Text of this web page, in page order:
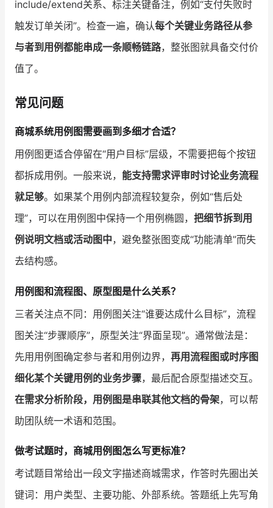
include/extend关系、标注关键备注，例如“支付失败时
触发订单关闭”。检查一遍，确认每个关键业务路径从参
与者到用例都能串成一条顺畅链路，整张图就具备交付价
值了。
常见问题
商城系统用例图需要画到多细才合适？
用例图更适合停留在“用户目标”层级，不需要把每个按钮
都拆成用例。一般来说， 能支持需求评审时讨论业务流程
就足够。如果某个用例内部流程较复杂，例如“售后处
理”，可以在用例图中保持一个用例椭圆， 把细节拆到用
例说明文档或活动图中，避免整张图变成“功能清单”而失
去结构感。
用例图和流程图、原型图是什么关系？
三者关注点不同：用例图关注“谁要达成什么目标”，流程
图关注“步骤顺序”，原型关注“界面呈现”。通常做法是：
先用用例图确定参与者和用例边界， 再用流程图或时序图
细化某个关键用例的业务步骤，最后配合原型描述交互。
在需求分析阶段，用例图是串联其他文档的骨架，可以帮
助团队统一术语和范围。
做考试题时，商城用例图怎么写更标准？
考试题目常给出一段文字描述商城需求，作答时先圈出关
键词：用户类型、主要功能、外部系统。答题纸上先写角